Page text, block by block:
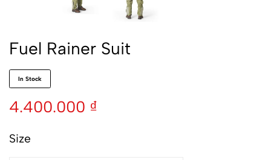
Fuel Rainer Suit
In Stock
4.400.000 ₫
Size